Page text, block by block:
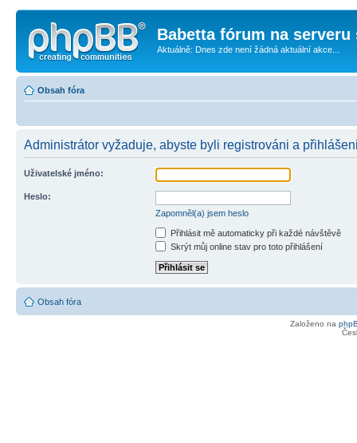
Babetta fórum na serveru
Aktuálně: Dnes zde není žádná aktuální akce...
Obsah fóra
Administrátor vyžaduje, abyste byli registrováni a
Uživatelské jméno:
Heslo:
Zapomněl(a) jsem heslo
Přihlásit mě automaticky při každé návštěvě
Skrýt můj online stav pro toto přihlášení
Obsah fóra
Založeno na